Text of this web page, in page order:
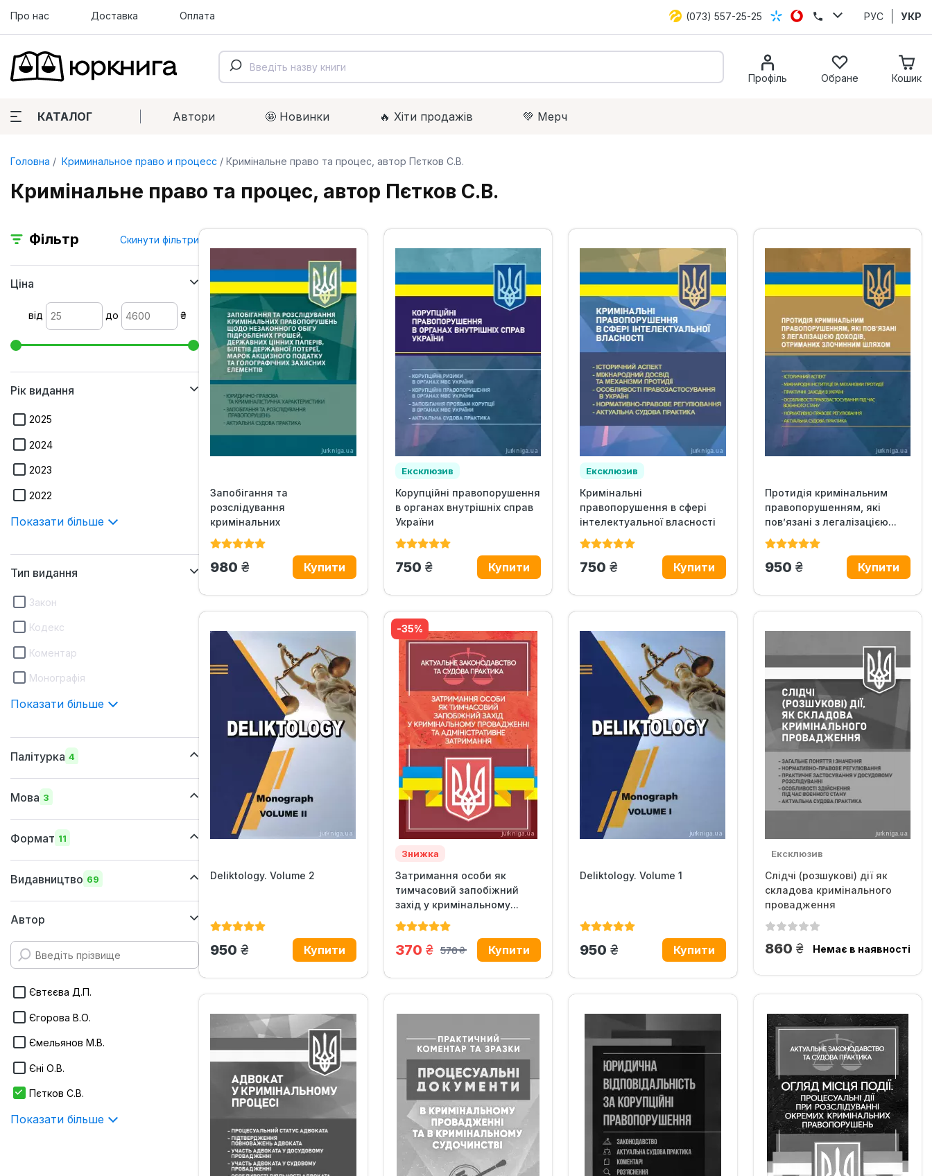
Про нас Доставка Оплата (073) 557-25-25 РУС УКР
Профіль Обране Кошик
КАТАЛОГ Автори 🤩 Новинки 🔥 Xіти продажів 💚 Мерч
Головна Криминальное право и процесс Кримінальне право та процес, автор Пєтков С.В.
Кримінальне право та процес, автор Пєтков С.В.
Фільтр Скинути фільтри
Ціна
від до ₴
Рік видання
2025
2024
2023
2022
Показати більше
Тип видання
Закон
Кодекс
Коментар
Монографія
Показати більше
Палітурка 4
шкіряна
суперобкладинка
тверда
Мова 3
українська
англійська
Формат 11
170х260 мм
170х240 мм
Показати більше
Видавництво 69
Infotropic Media
Автор
Євтєєва Д.П.
Єгорова В.О.
Ємельянов М.В.
Єні О.В.
Пєтков С.В.
Показати більше
Запобігання та
розслідування
кримінальних
правопорушень щодо
незаконного...
980 грн.
Ексклюзив
Корупційні правопорушення
в органах внутрішніх справ
України
750 грн.
Ексклюзив
Кримінальні
правопорушення в сфері
інтелектуальної власності
750 грн.
Протидія кримінальним
правопорушенням, які
пов’язані з легалізацією...
950 грн.
Deliktology. Volume 2
950 грн.
Знижка
Затримання особи як
тимчасовий запобіжний
захід у кримінальному...
-35%
570
грн.
370 грн.
Deliktology. Volume 1
950 грн.
Ексклюзив
Слідчі (розшукові) дії як
складова кримінального
провадження
860 грн.Немає в наявності